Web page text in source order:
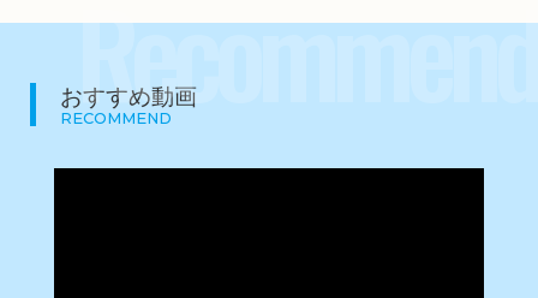
Recommend
おすすめ動画
RECOMMEND